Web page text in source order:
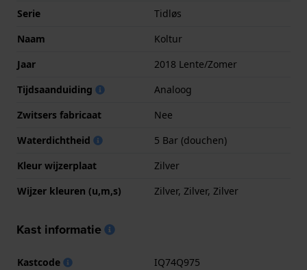
Serie
Tidløs
Naam
Koltur
Jaar
2018 Lente/Zomer
Tijdsaanduiding
Analoog
Zwitsers fabricaat
Nee
Waterdichtheid
5 Bar (douchen)
Kleur wijzerplaat
Zilver
Wijzer kleuren (u,m,s)
Zilver, Zilver, Zilver
Kast informatie
Kastcode
IQ74Q975